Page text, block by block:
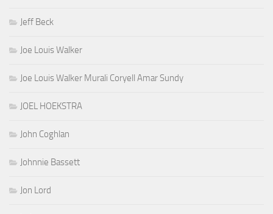
Jeff Beck
Joe Louis Walker
Joe Louis Walker Murali Coryell Amar Sundy
JOEL HOEKSTRA
John Coghlan
Johnnie Bassett
Jon Lord